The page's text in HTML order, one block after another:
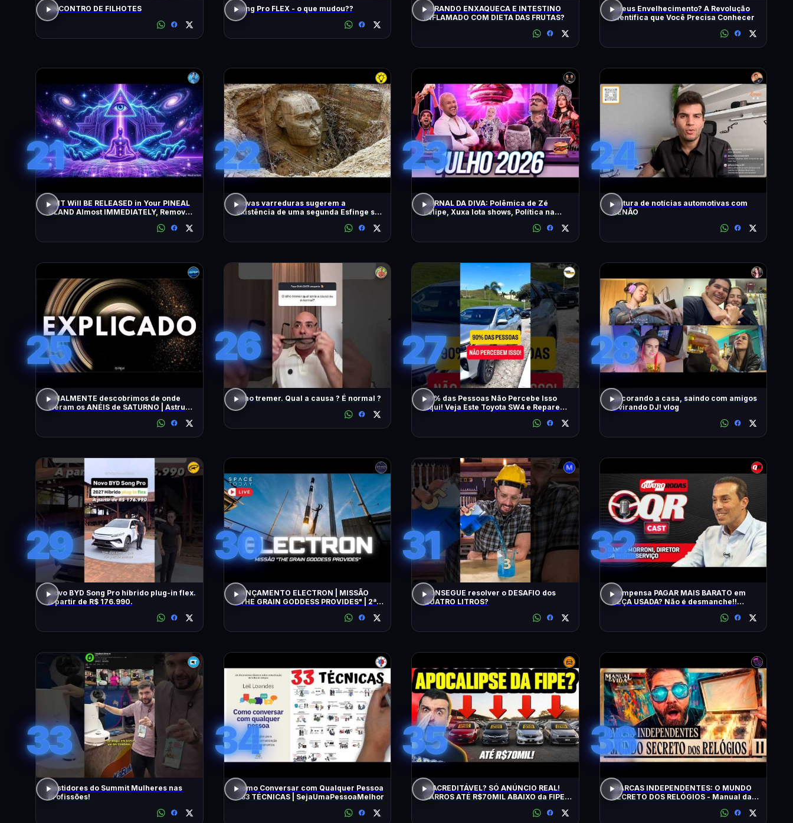
ENCONTRO DE FILHOTES Song Pro FLEX - o que mudou??
CURANDO ENXAQUECA E INTESTINO
INFLAMADO COM DIETA DAS FRUTAS?
Adeus Envelhecimento? A Revolução
Científica que Você Precisa Conhecer
21
DMT Will BE RELEASED in Your PINEAL
GLAND Almost IMMEDIATELY, Remove
22
Novas varreduras sugerem a
existência de uma segunda Esfinge sob
23
JORNAL DA DIVA: Polêmica de Zé
Felipe, Xuxa lota shows, Política na
24
Leitura de notícias automotivas com
XENÃO
25
FINALMENTE descobrimos de onde
vieram os ANÉIS de SATURNO | Astrum
26
Olho tremer. Qual a causa ? É normal ?
27
90% das Pessoas Não Percebe Isso
Aqui! Veja Este Toyota SW4 e Repare
28
decorando a casa, saindo com amigos
e virando DJ! vlog
29
Novo BYD Song Pro híbrido plug-in flex.
A partir de R$ 176.990.
30
LANÇAMENTO ELECTRON | MISSÃO
"THE GRAIN GODDESS PROVIDES" | 2ª
31
CONSEGUE resolver o DESAFIO dos
QUATRO LITROS?
32
Compensa PAGAR MAIS BARATO em
PEÇA USADA? Não é desmanche!!
33
Bastidores do Summit Mulheres nas
Profissões!
34
Como Conversar com Qualquer Pessoa
- 33 TÉCNICAS | SejaUmaPessoaMelhor
35
INACREDITÁVEL? SÓ ANÚNCIO REAL!
CARROS ATÉ R$70MIL ABAIXO da FIPE:
36
MARCAS INDEPENDENTES: O MUNDO
SECRETO DOS RELÓGIOS - Manual da